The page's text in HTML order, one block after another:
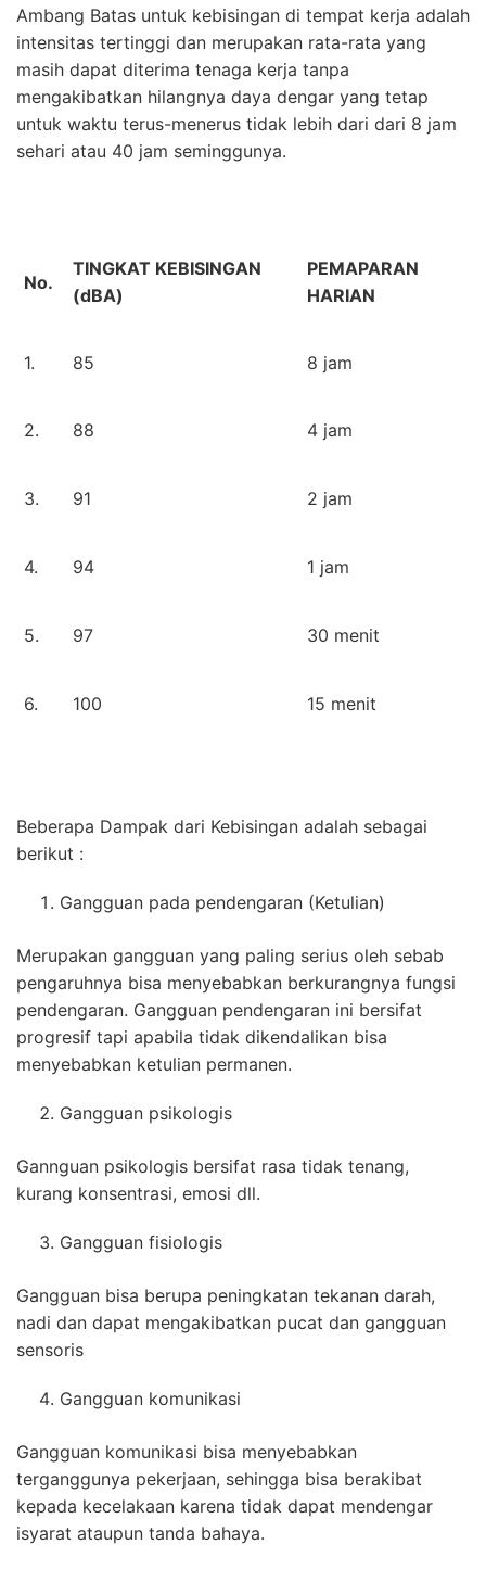
Ambang Batas untuk kebisingan di tempat kerja adalah
intensitas tertinggi dan merupakan rata-rata yang
masih dapat diterima tenaga kerja tanpa
mengakibatkan hilangnya daya dengar yang tetap
untuk waktu terus-menerus tidak lebih dari dari 8 jam
sehari atau 40 jam seminggunya.
No.
TINGKAT KEBISINGAN
(dBA)
PEMAPARAN
HARIAN
1. 85 8 jam
2. 88 4 jam
3. 91 2 jam
4. 94 1 jam
5. 97 30 menit
6. 100 15 menit
Beberapa Dampak dari Kebisingan adalah sebagai
berikut :
Gangguan pada pendengaran (Ketulian)
Merupakan gangguan yang paling serius oleh sebab
pengaruhnya bisa menyebabkan berkurangnya fungsi
pendengaran. Gangguan pendengaran ini bersifat
progresif tapi apabila tidak dikendalikan bisa
menyebabkan ketulian permanen.
Gangguan psikologis
Gannguan psikologis bersifat rasa tidak tenang,
kurang konsentrasi, emosi dll.
Gangguan fisiologis
Gangguan bisa berupa peningkatan tekanan darah,
nadi dan dapat mengakibatkan pucat dan gangguan
sensoris
Gangguan komunikasi
Gangguan komunikasi bisa menyebabkan
terganggunya pekerjaan, sehingga bisa berakibat
kepada kecelakaan karena tidak dapat mendengar
isyarat ataupun tanda bahaya.